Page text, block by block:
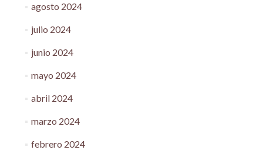
agosto 2024
julio 2024
junio 2024
mayo 2024
abril 2024
marzo 2024
febrero 2024